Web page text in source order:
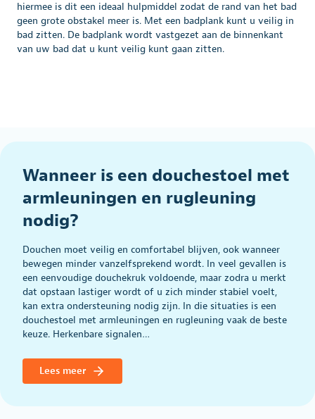
hiermee is dit een ideaal hulpmiddel zodat de rand van het bad
geen grote obstakel meer is. Met een badplank kunt u veilig in
bad zitten. De badplank wordt vastgezet aan de binnenkant
van uw bad dat u kunt veilig kunt gaan zitten.
Wanneer is een douchestoel met
armleuningen en rugleuning
nodig?
Douchen moet veilig en comfortabel blijven, ook wanneer
bewegen minder vanzelfsprekend wordt. In veel gevallen is
een eenvoudige douchekruk voldoende, maar zodra u merkt
dat opstaan lastiger wordt of u zich minder stabiel voelt,
kan extra ondersteuning nodig zijn. In die situaties is een
douchestoel met armleuningen en rugleuning vaak de beste
keuze. Herkenbare signalen…
Lees meer